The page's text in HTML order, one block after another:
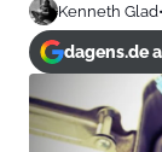
Kenneth Glad•
dagens.de